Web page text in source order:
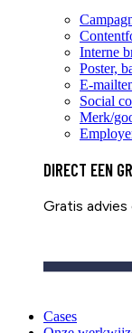
Interne
Poster,
E-
Social
Merk/
DIRECT EEN
Gratis advies
Cases